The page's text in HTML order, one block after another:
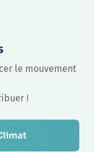
le mouvement
!